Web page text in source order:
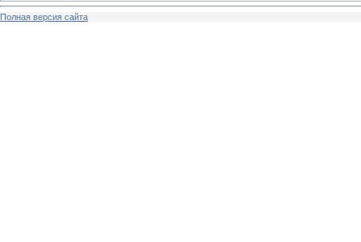
Полная версия сайта